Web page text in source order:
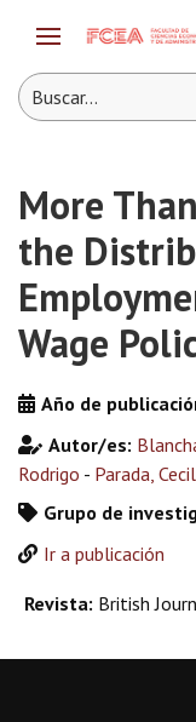
More
the
Wage
Año de
Autor/es:
Rodrigo - Parada,
Grupo de
Ir a publicación
Revista: British